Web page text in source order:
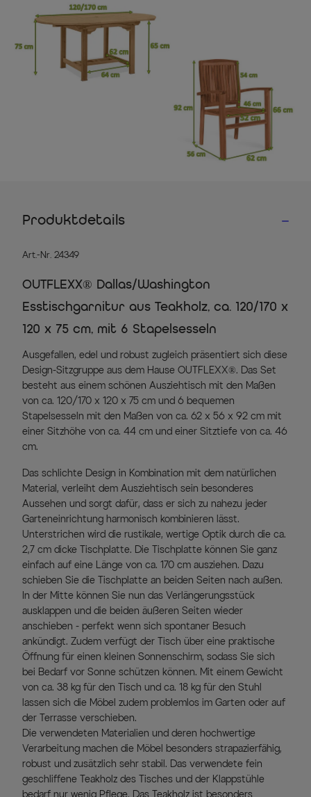
Produktdetails
Art.-Nr. 24349
OUTFLEXX® Dallas/Washington
Esstischgarnitur aus Teakholz, ca. 120/170 x
120 x 75 cm, mit 6 Stapelsesseln
Ausgefallen, edel und robust zugleich präsentiert sich diese
Design-Sitzgruppe aus dem Hause OUTFLEXX®. Das Set
besteht aus einem schönen Ausziehtisch mit den Maßen
von ca. 120/170 x 120 x 75 cm und 6 bequemen
Stapelsesseln mit den Maßen von ca. 62 x 56 x 92 cm mit
einer Sitzhöhe von ca. 44 cm und einer Sitztiefe von ca. 46
cm.
Das schlichte Design in Kombination mit dem natürlichen
Material, verleiht dem Ausziehtisch sein besonderes
Aussehen und sorgt dafür, dass er sich zu nahezu jeder
Garteneinrichtung harmonisch kombinieren lässt.
Unterstrichen wird die rustikale, wertige Optik durch die ca.
2,7 cm dicke Tischplatte. Die Tischplatte können Sie ganz
einfach auf eine Länge von ca. 170 cm ausziehen. Dazu
schieben Sie die Tischplatte an beiden Seiten nach außen.
In der Mitte können Sie nun das Verlängerungsstück
ausklappen und die beiden äußeren Seiten wieder
anschieben - perfekt wenn sich spontaner Besuch
ankündigt. Zudem verfügt der Tisch über eine praktische
Öffnung für einen kleinen Sonnenschirm, sodass Sie sich
bei Bedarf vor Sonne schützen können. Mit einem Gewicht
von ca. 38 kg für den Tisch und ca. 18 kg für den Stuhl
lassen sich die Möbel zudem problemlos im Garten oder auf
der Terrasse verschieben.
Die verwendeten Materialien und deren hochwertige
Verarbeitung machen die Möbel besonders strapazierfähig,
robust und zusätzlich sehr stabil. Das verwendete fein
geschliffene Teakholz des Tisches und der Klappstühle
bedarf nur wenig Pflege. Das Teakholz ist besonders